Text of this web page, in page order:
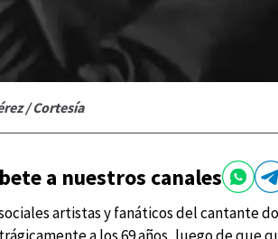
/ Cortesía
a nuestros canales
artistas y fanáticos del cantante